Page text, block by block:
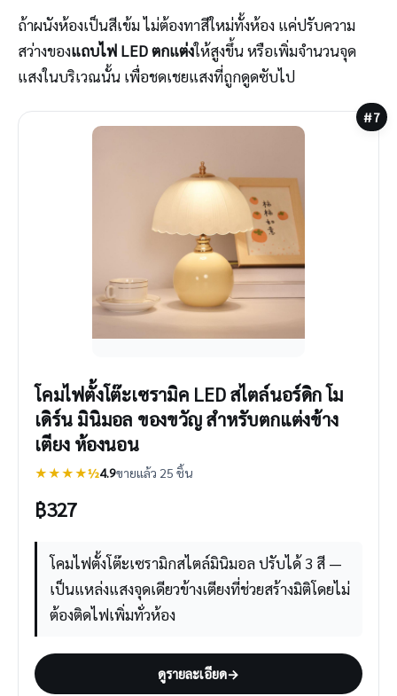
ถ้าผนังห้องเป็นสีเข้ม ไม่ต้องทาสีใหม่ทั้งห้อง แค่ปรับความ
สว่างของแถบไฟ LED ตกแต่งให้สูงขึ้น หรือเพิ่มจำนวนจุด
แสงในบริเวณนั้น เพื่อชดเชยแสงที่ถูกดูดซับไป
#7
โคมไฟตั้งโต๊ะเซรามิค LED สไตล์นอร์ดิก โม
เดิร์น มินิมอล ของขวัญ สําหรับตกแต่งข้าง
เตียง ห้องนอน
★★★★½4.9ขายแล้ว 25 ชิ้น
฿327
โคมไฟตั้งโต๊ะเซรามิกสไตล์มินิมอล ปรับได้ 3 สี —
เป็นแหล่งแสงจุดเดียวข้างเตียงที่ช่วยสร้างมิติโดยไม่
ต้องติดไฟเพิ่มทั่วห้อง
ดูรายละเอียด→